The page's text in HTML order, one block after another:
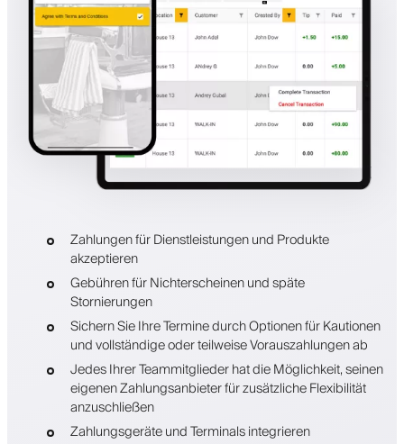
Zahlungen für Dienstleistungen und Produkte
akzeptieren
Gebühren für Nichterscheinen und späte
Stornierungen
Sichern Sie Ihre Termine durch Optionen für Kautionen
und vollständige oder teilweise Vorauszahlungen ab
Jedes Ihrer Teammitglieder hat die Möglichkeit, seinen
eigenen Zahlungsanbieter für zusätzliche Flexibilität
anzuschließen
Zahlungsgeräte und Terminals integrieren